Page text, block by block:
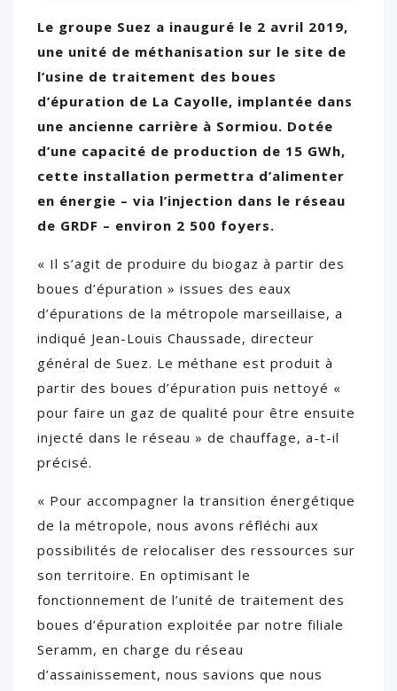
Le groupe Suez a inauguré le 2 avril 2019,
une unité de méthanisation sur le site de
l’usine de traitement des boues
d’épuration de La Cayolle, implantée dans
une ancienne carrière à Sormiou. Dotée
d’une capacité de production de 15 GWh,
cette installation permettra d’alimenter
en énergie – via l’injection dans le réseau
de GRDF – environ 2 500 foyers.
« Il s’agit de produire du biogaz à partir des
boues d’épuration » issues des eaux
d’épurations de la métropole marseillaise, a
indiqué Jean-Louis Chaussade, directeur
général de Suez. Le méthane est produit à
partir des boues d’épuration puis nettoyé «
pour faire un gaz de qualité pour être ensuite
injecté dans le réseau » de chauffage, a-t-il
précisé.
« Pour accompagner la transition énergétique
de la métropole, nous avons réfléchi aux
possibilités de relocaliser des ressources sur
son territoire. En optimisant le
fonctionnement de l’unité de traitement des
boues d’épuration exploitée par notre filiale
Seramm, en charge du réseau
d’assainissement, nous savions que nous